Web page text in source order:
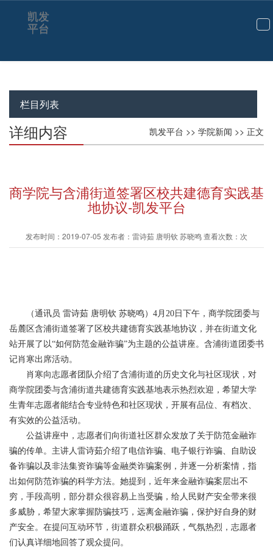
切
航
凯发
平台
栏目列表
凯发平台 >> 学院新闻 >> 正文
详细内容
商学院与含浦街道签署区校共建德育实践基
地协议-凯发平台
发布时间：2019-07-05 发布者：雷诗茹 唐明钦 苏晓鸣 查看次数：次
（通讯员 雷诗茹 唐明钦 苏晓鸣）4月20日下午，商学院团委与
岳麓区含浦街道签署了区校共建德育实践基地协议，并在街道文化
站开展了以“如何防范金融诈骗”为主题的公益讲座。含浦街道团委书
记肖寒出席活动。
肖寒向志愿者团队介绍了含浦街道的历史文化与社区现状，对
商学院团委与含浦街道共建德育实践基地表示热烈欢迎，希望大学
生青年志愿者能结合专业特色和社区现状，开展有品位、有档次、
有实效的公益活动。
公益讲座中，志愿者们向街道社区群众发放了关于防范金融诈
骗的传单。主讲人雷诗茹介绍了电信诈骗、 电子银行诈骗、
自助设
备诈骗以及非法集资诈骗等金融类诈骗案例，并逐一分析案情，指
出如何防范诈骗的科学方法。她提到，近年来金融诈骗案层出不
穷，手段高明，部分群众很容易上当受骗，给人民财产安全带来很
多威胁，希望大家掌握防骗技巧，远离金融诈骗，保护好自身的财
产安全。在提问互动环节，街道群众积极踊跃，气氛热烈，志愿者
们认真详细地回答了观众提问。